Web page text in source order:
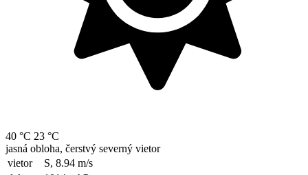
40 °C 23 °C
jasná obloha, čerstvý severný vietor
vietor
S, 8.94 m/s